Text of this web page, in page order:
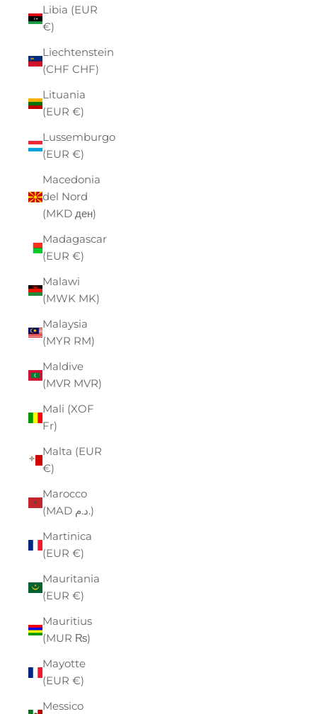
Libia (EUR
€)
Liechtenstein
(CHF CHF)
Lituania
(EUR €)
Lussemburgo
(EUR €)
Macedonia
del Nord
(MKD ден)
Madagascar
(EUR €)
Malawi
(MWK MK)
Malaysia
(MYR RM)
Maldive
(MVR MVR)
Mali (XOF
Fr)
Malta (EUR
€)
Marocco
(MAD د.م.)
Martinica
(EUR €)
Mauritania
(EUR €)
Mauritius
(MUR ₨)
Mayotte
(EUR €)
Messico